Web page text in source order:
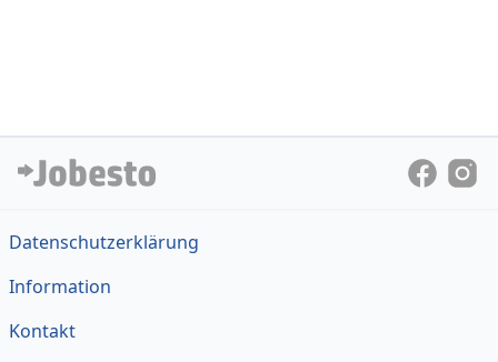
Datenschutzerklärung
Information
Kontakt